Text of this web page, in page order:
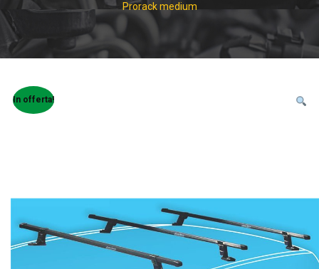
Prorack medium
In offerta!